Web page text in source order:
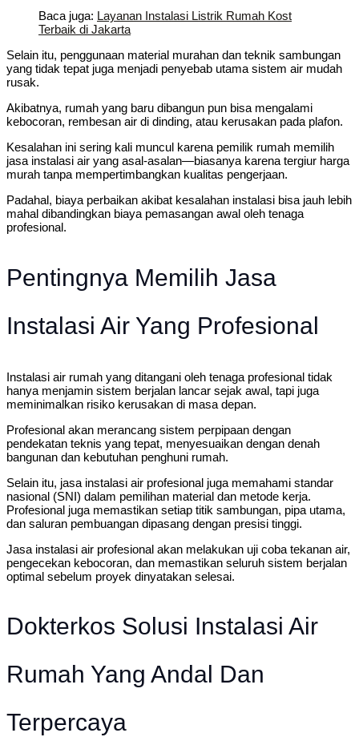
Baca juga: Layanan Instalasi Listrik Rumah Kost
Terbaik di Jakarta
Selain itu, penggunaan material murahan dan teknik sambungan
yang tidak tepat juga menjadi penyebab utama sistem air mudah
rusak.
Akibatnya, rumah yang baru dibangun pun bisa mengalami
kebocoran, rembesan air di dinding, atau kerusakan pada plafon.
Kesalahan ini sering kali muncul karena pemilik rumah memilih
jasa instalasi air yang asal-asalan—biasanya karena tergiur harga
murah tanpa mempertimbangkan kualitas pengerjaan.
Padahal, biaya perbaikan akibat kesalahan instalasi bisa jauh lebih
mahal dibandingkan biaya pemasangan awal oleh tenaga
profesional.
Pentingnya Memilih Jasa
Instalasi Air Yang Profesional
Instalasi air rumah yang ditangani oleh tenaga profesional tidak
hanya menjamin sistem berjalan lancar sejak awal, tapi juga
meminimalkan risiko kerusakan di masa depan.
Profesional akan merancang sistem perpipaan dengan
pendekatan teknis yang tepat, menyesuaikan dengan denah
bangunan dan kebutuhan penghuni rumah.
Selain itu, jasa instalasi air profesional juga memahami standar
nasional (SNI) dalam pemilihan material dan metode kerja.
Profesional juga memastikan setiap titik sambungan, pipa utama,
dan saluran pembuangan dipasang dengan presisi tinggi.
Jasa instalasi air profesional akan melakukan uji coba tekanan air,
pengecekan kebocoran, dan memastikan seluruh sistem berjalan
optimal sebelum proyek dinyatakan selesai.
Dokterkos Solusi Instalasi Air
Rumah Yang Andal Dan
Terpercaya